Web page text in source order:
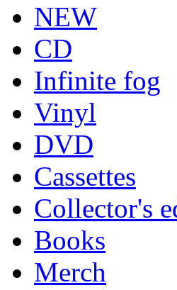
NEW
CD
Infinite fog
Vinyl
DVD
Cassettes
Collector's
Books
Merch